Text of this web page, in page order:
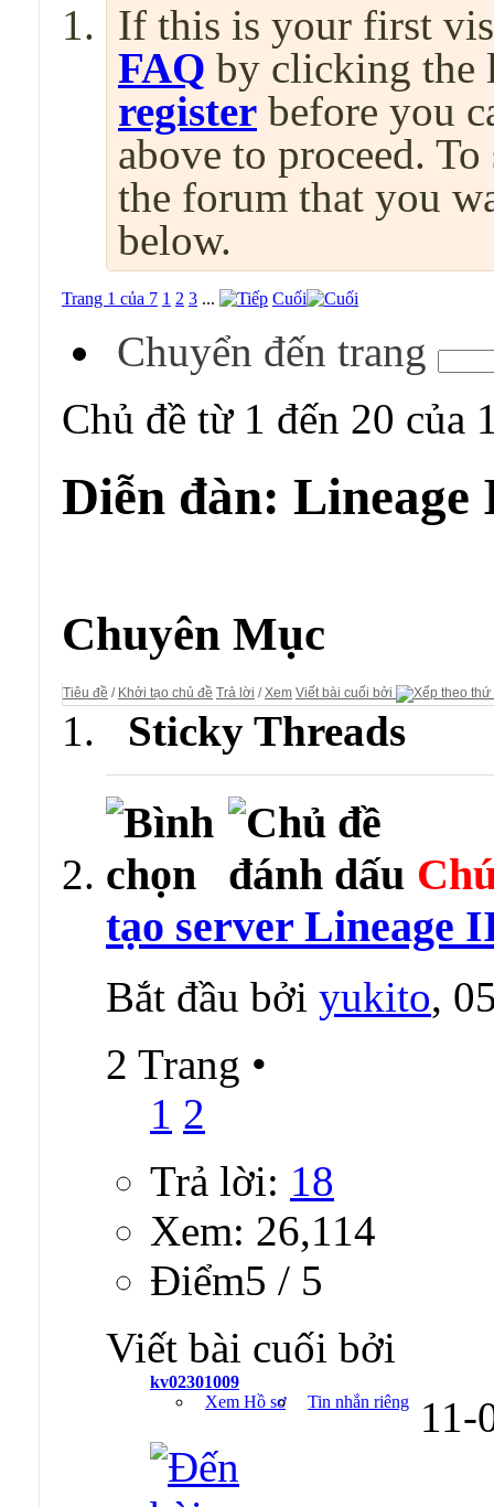
If this is your first
FAQ by clicking the
register before you
above to proceed.
the forum that you
below.
Trang 1 của 7 1 2 3 ... Cuối
Chuyển đến trang
Chủ đề từ 1 đến 20 của
Diễn đàn: Lineage
Chuyên Mục
Tiêu đề / Khởi tạo chủ đề Trả lời /Xem Viết bài cuối bởi
Sticky Threads
tạo server Lineage
Bắt đầu bởi yukito,
2 Trang •
1 2
Trả lời: 18
Xem: 26,114
Ðiểm5 / 5
Viết bài cuối bởi
kv02301009
Xem Hồ sơ
Tin nhắn riêng 11-